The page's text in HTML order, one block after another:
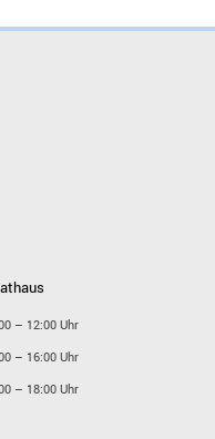
– 12:00 Uhr
– 16:00 Uhr
– 18:00 Uhr